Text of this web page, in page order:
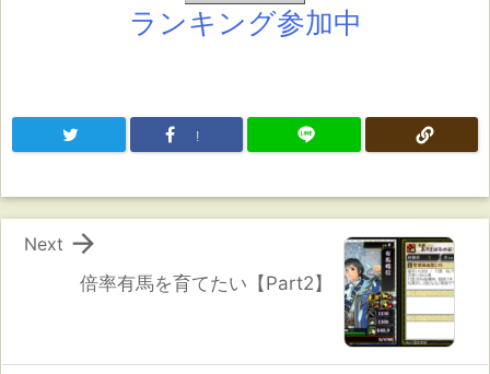
ランキング参加中
!
倍率有馬を育てたい【Part2】

Next